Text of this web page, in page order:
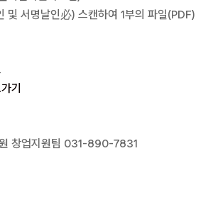
및 서명날인必) 스캔하여 1부의 파일(PDF)
기
창업지원팀 031-890-7831